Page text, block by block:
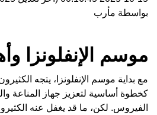
بواسطة مأرب
موسم الإنفلونزا
مع بداية موسم الإنفلونزا، يتجه
كخطوة أساسية لتعزيز جهاز المناعة
الفيروس. لكن، ما قد يغفل عنه